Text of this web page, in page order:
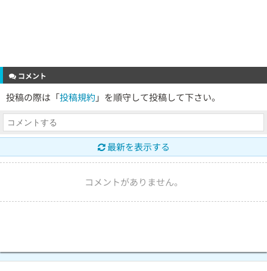
コメント
投稿の際は「投稿規約 」を順守して投稿して下さい。
最新を表示する
コメントがありません。